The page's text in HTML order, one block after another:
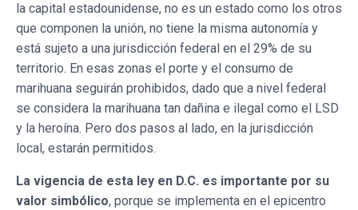
la capital estadounidense, no es un estado como los otros
que componen la unión, no tiene la misma autonomía y
está sujeto a una jurisdicción federal en el 29% de su
territorio. En esas zonas el porte y el consumo de
marihuana seguirán prohibidos, dado que a nivel federal
se considera la marihuana tan dañina e ilegal como el LSD
y la heroína. Pero dos pasos al lado, en la jurisdicción
local, estarán permitidos.
La vigencia de esta ley en D.C. es importante por su
valor simbólico, porque se implementa en el epicentro